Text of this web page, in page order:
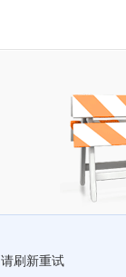
刷新重试